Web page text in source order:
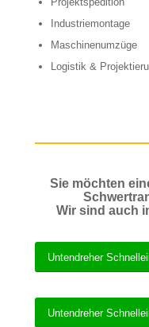
Industriemontage
Maschinenumzüge
Logistik &
Sie möchten
Wir sind auch
Untendreher
Untendreher